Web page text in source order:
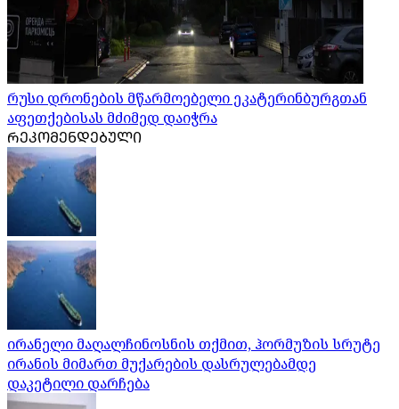
რუსი დრონების მწარმოებელი ეკატერინბურგთან
აფეთქებისას მძიმედ დაიჭრა
ᲠᲔᲙᲝᲛᲔᲜᲓᲔᲑᲣᲚᲘ
ირანელი მაღალჩინოსნის თქმით, ჰორმუზის სრუტე
ირანის მიმართ მუქარების დასრულებამდე
დაკეტილი დარჩება